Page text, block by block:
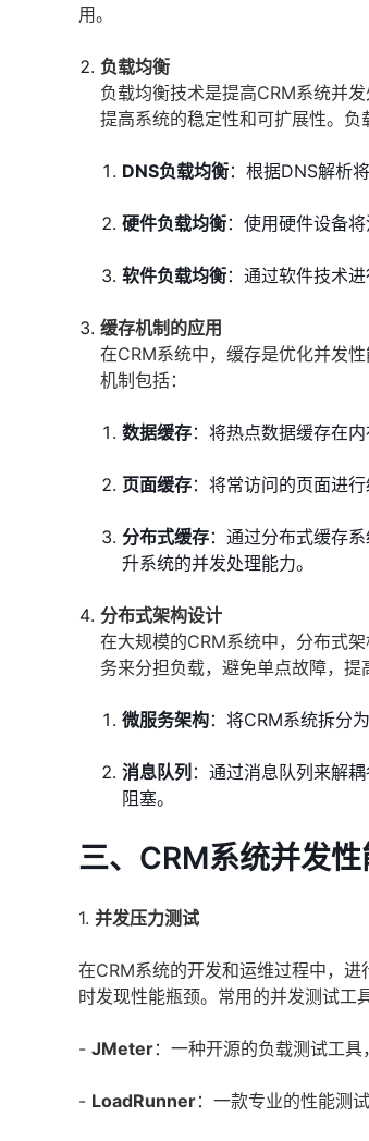
用。
负载均衡
负载均衡技术是提高CRM系统并
提高系统的稳定性和可扩展性。负
DNS负载均衡：根据DNS解析
硬件负载均衡：使用硬件设备
软件负载均衡：通过软件技术
缓存机制的应用
在CRM系统中，缓存是优化并发
机制包括：
数据缓存：将热点数据缓存在
页面缓存：将常访问的页面进
分布式缓存：通过分布式缓存
升系统的并发处理能力。
分布式架构设计
在大规模的CRM系统中，分布式
务来分担负载，避免单点故障，提
微服务架构：将CRM系统拆分
消息队列 ：通过消息队列来解
阻塞。
三、CRM系统并发
1. 并发压力测试
在CRM系统的开发和运维过程中，
时发现性能瓶颈。常用的并发测试工
- JMeter：一种开源的负载测试工
- LoadRunner：一款专业的性能测